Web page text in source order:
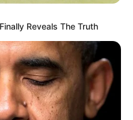
Reveals The Truth